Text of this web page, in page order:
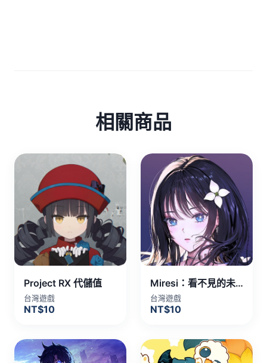
相關商品
Project RX 代儲值
台灣遊戲
NT$10
Miresi：看不見的未來 代儲值
台灣遊戲
NT$10